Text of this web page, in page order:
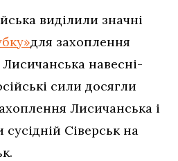
виділили значні
для захоплення
навесні-
сили досягли
Лисичанська і
Сіверськ на